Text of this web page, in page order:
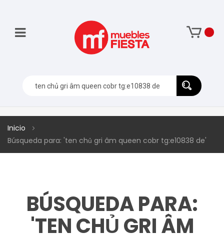
Inicio
Búsqueda para: 'ten chủ gri âm queen cobr tg:e10838 de'
BÚSQUEDA PARA:
'TEN CHỦ GRI ÂM